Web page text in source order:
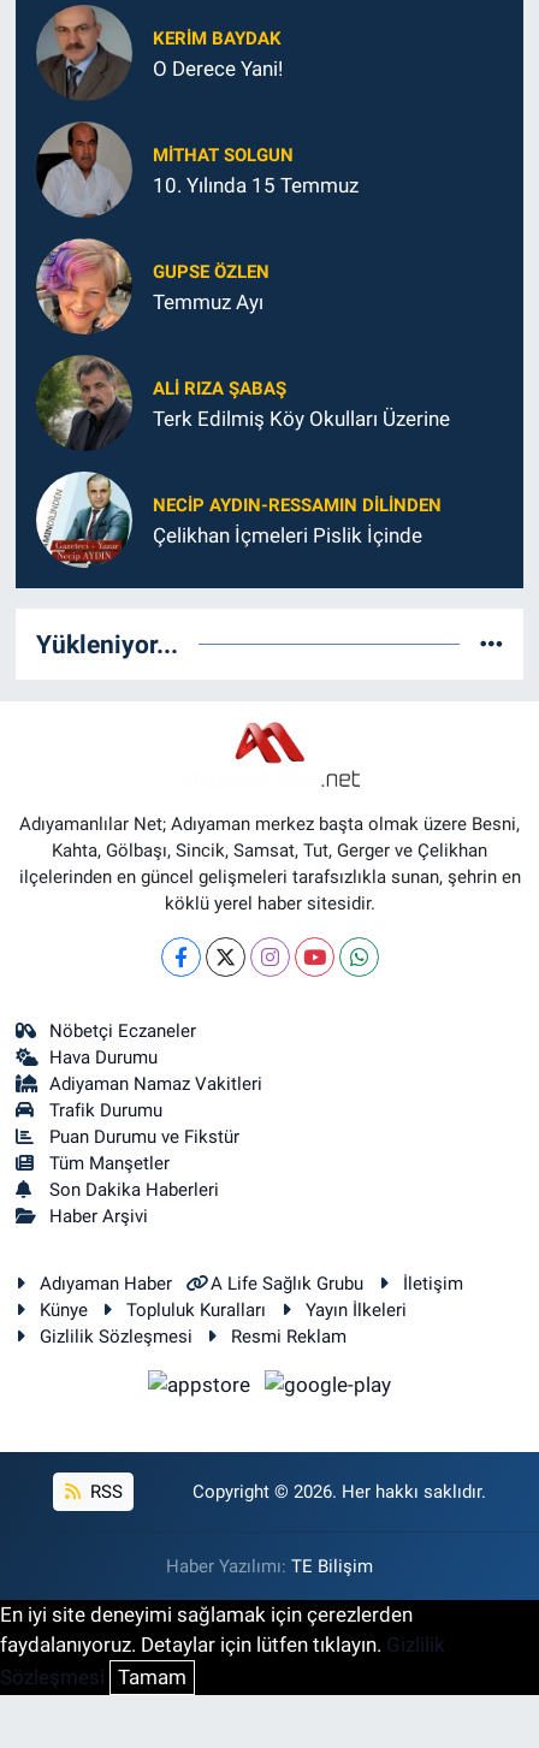
KERIM BAYDAK
O Derece Yani!
MITHAT SOLGUN
10. Yılında 15 Temmuz
GUPSE ÖZLEN
Temmuz Ayı
ALI RIZA ŞABAŞ
Terk Edilmiş Köy Okulları Üzerine
NECIP AYDIN-RESSAMIN DILINDEN
Çelikhan İçmeleri Pislik İçinde
Yükleniyor...
Adıyamanlılar Net; Adıyaman merkez başta olmak üzere Besni,
Kahta, Gölbaşı, Sincik, Samsat, Tut, Gerger ve Çelikhan
ilçelerinden en güncel gelişmeleri tarafsızlıkla sunan, şehrin en
köklü yerel haber sitesidir.
Nöbetçi Eczaneler
Hava Durumu
Adiyaman Namaz Vakitleri
Trafik Durumu
Puan Durumu ve Fikstür
Tüm Manşetler
Son Dakika Haberleri
Haber Arşivi
Adıyaman Haber A Life Sağlık Grubu
İletişim
Künye
Topluluk Kuralları
Yayın İlkeleri
Gizlilik Sözleşmesi
Resmi Reklam
RSS Copyright © 2026. Her hakkı saklıdır.
Haber Yazılımı: TE Bilişim
En iyi site deneyimi sağlamak için çerezlerden
faydalanıyoruz. Detaylar için lütfen tıklayın. Gizlilik
Sözleşmesi Tamam